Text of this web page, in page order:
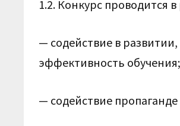
1.2. Конкурс проводится
— содействие в
эффективность обучения;
— содействие